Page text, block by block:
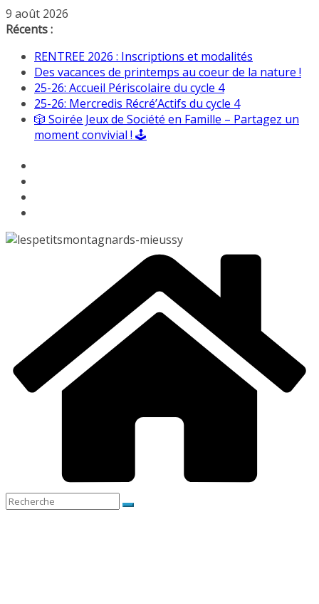
Passer
au
9 août 2026
Récents :
RENTREE 2026 : Inscriptions et modalités
Des vacances de printemps au coeur de la nature !
25-26: Accueil Périscolaire du cycle 4
25-26: Mercredis Récré’Actifs du cycle 4
🎲 Soirée Jeux de Société en Famille – Partagez un
moment convivial ! 🕹️